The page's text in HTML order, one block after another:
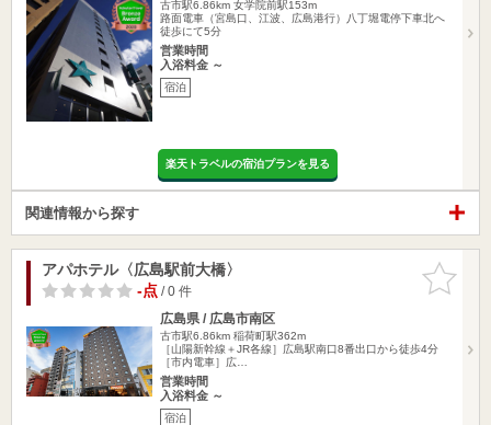
古市駅6.86km 女学院前駅153m
路面電車（宮島口、江波、広島港行）八丁堀電停下車北へ
徒歩にて5分
営業時間
入浴料金 ～
宿泊
楽天トラベルの宿泊プランを見る
関連情報から探す
お気に入
りに追加
アパホテル〈広島駅前大橋〉
-点/ 0 件
広島県 / 広島市南区
古市駅6.86km 稲荷町駅362m
［山陽新幹線＋JR各線］広島駅南口8番出口から徒歩4分
［市内電車］広…
営業時間
入浴料金 ～
宿泊